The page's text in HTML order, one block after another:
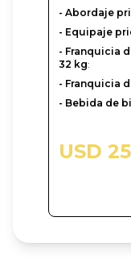
- Abordaje
- Equipaje
- Franquicia
32 kg:
- Franquicia
- Bebida de
USD